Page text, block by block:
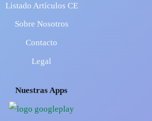
Listado Artículos CE
Sobre Nosotros
Contacto
Legal
Nuestras Apps